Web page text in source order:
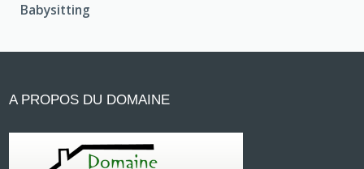
Babysitting
A PROPOS DU DOMAINE